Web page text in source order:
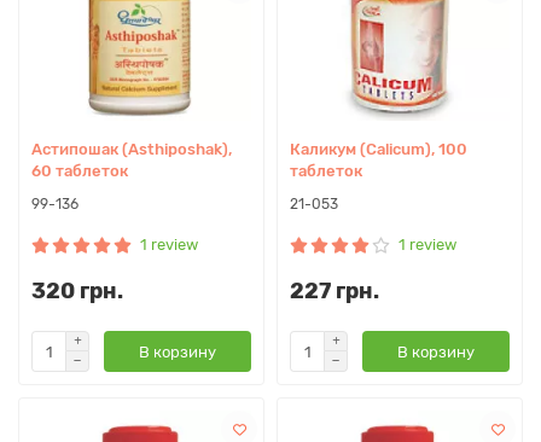
Астипошак (Asthiposhak),
60 таблеток
99-136
1 review
320 грн.
В корзину
Каликум (Calicum), 100
таблеток
21-053
1 review
227 грн.
В корзину